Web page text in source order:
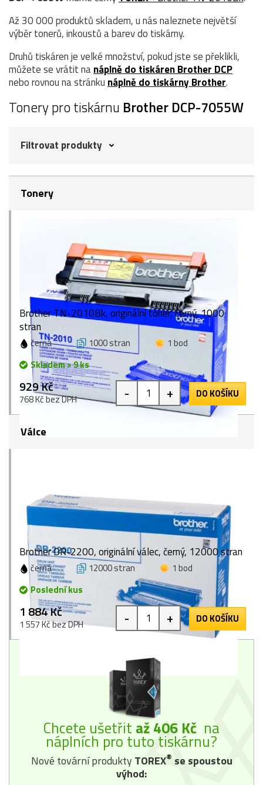
Až 30 000 produktů skladem, u nás naleznete největší
výběr tonerů, inkoustů a barev do tiskárny.
Druhů tiskáren je velké množství, pokud jste se překlikli,
můžete se vrátit nanáplně do tiskáren Brother DCP
nebo rovnou na stránku náplně do tiskárny Brother.
Tonery pro tiskárnu Brother DCP-7055W
Filtrovat produkty
Tonery
Brother TN-2010Bk, originální toner, černý, 1000
stran
černá 1000 stran
1 bod
Skladem > 9 ks
929 Kč
768 Kč bez DPH - + DO KOŠÍKU
Válce
Brother DR-2200, originální válec, černý, 12000 stran
černá 12000 stran
1 bod
Poslední kus
1 884 Kč
1 557 Kč bez DPH - + DO KOŠÍKU
Chcete ušetřit až 406 Kč na
náplních pro tuto tiskárnu?
Nové tovární produktyTOREX® se spoustou
výhod: